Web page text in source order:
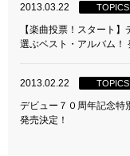
2013.03.22 TOPICS
【楽曲投票！スタート
選ぶベスト・アルバム！
2013.02.22 TOPICS
デビュー７０周年記念特
発売決定！